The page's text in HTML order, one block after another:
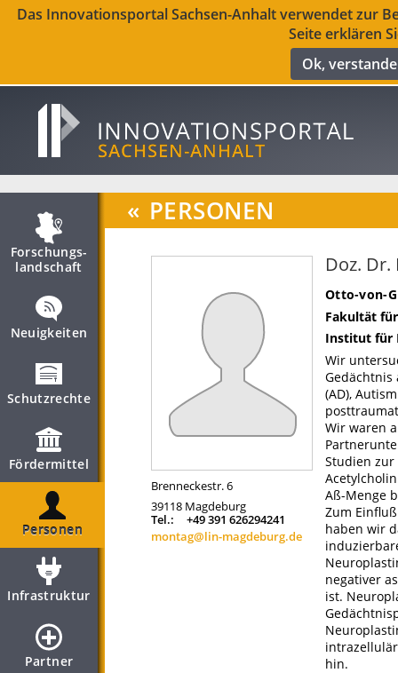
Das Innovationsportal Sachsen-Anhalt verwendet zur
Seite erklären
Ok,
Forschungs­
landschaft
Neuigkeiten
Schutzrechte
Fördermittel
Personen
Infrastruktur
Partner
« PERSONEN
Brenneckestr. 6
39118 Magdeburg
Tel.:
+49 391 626294241
montag@lin-magdeburg.de
Doz.
Otto-von-
Fakultät
Institut für
Wir
Gedächtnis
(AD),
Wir waren
Studien zur
Aß-Menge
Zum
haben wir
negativer
ist.
hin.